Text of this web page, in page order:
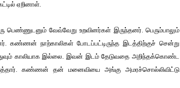
ஏறினாள்.
பெண்ணுடனும் வேவ்வேறு உறவினர்கள் இருந்தனர். பெரும்பாலும்
கண்ணன் நாற்காலிகள் போடப்பட்டிருந்த இடத்திற்குச் சென்று
எதுவும் காலியாக இல்லை. இவன் இடம் தேடுவதை அறிந்தக்கொண்ட
கண்ணன் தன் மனைவியை அங்கு அமரச்சொல்லிவிட்டு